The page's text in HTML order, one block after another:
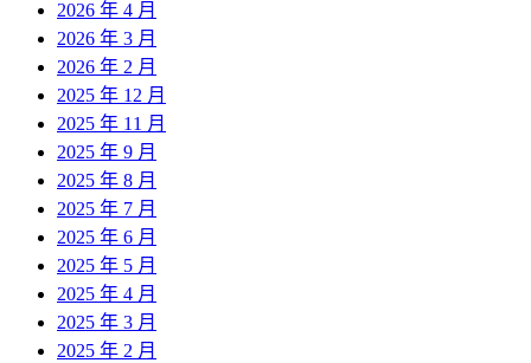
2026 年 4 月
2026 年 3 月
2026 年 2 月
2025 年 12 月
2025 年 11 月
2025 年 9 月
2025 年 8 月
2025 年 7 月
2025 年 6 月
2025 年 5 月
2025 年 4 月
2025 年 3 月
2025 年 2 月